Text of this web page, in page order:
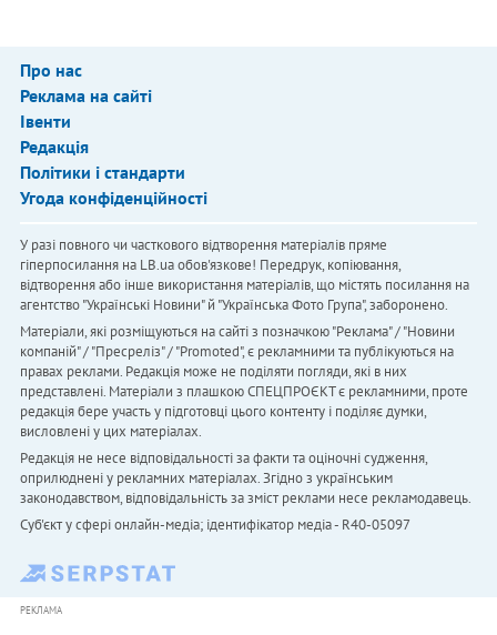
Про нас
Реклама на сайті
Івенти
Редакція
Політики і стандарти
Угода конфіденційності
У разі повного чи часткового відтворення матеріалів пряме
гіперпосилання на LB.ua обов'язкове! Передрук, копіювання,
відтворення або інше використання матеріалів, що містять посилання на
агентство "Українськi Новини" й "Українська Фото Група", заборонено.
Матеріали, які розміщуються на сайті з позначкою "Реклама" / "Новини
компаній" / "Пресреліз" / "Promoted", є рекламними та публікуються на
правах реклами. Редакція може не поділяти погляди, які в них
представлені. Матеріали з плашкою СПЕЦПРОЄКТ є рекламними, проте
редакція бере участь у підготовці цього контенту і поділяє думки,
висловлені у цих матеріалах.
Редакція не несе відповідальності за факти та оціночні судження,
оприлюднені у рекламних матеріалах. Згідно з українським
законодавством, відповідальність за зміст реклами несе рекламодавець.
Cуб'єкт у сфері онлайн-медіа; ідентифікатор медіа - R40-05097
РЕКЛАМА